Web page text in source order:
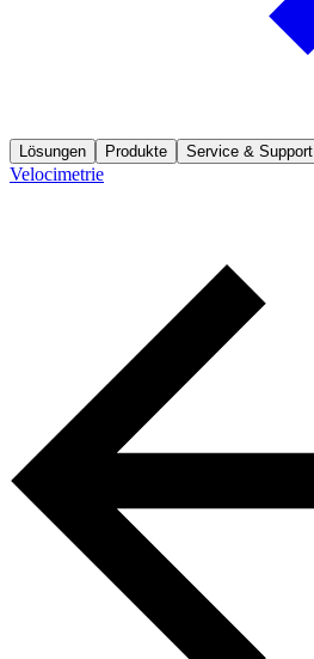
Lösungen Produkte Service & Support
Velocimetrie